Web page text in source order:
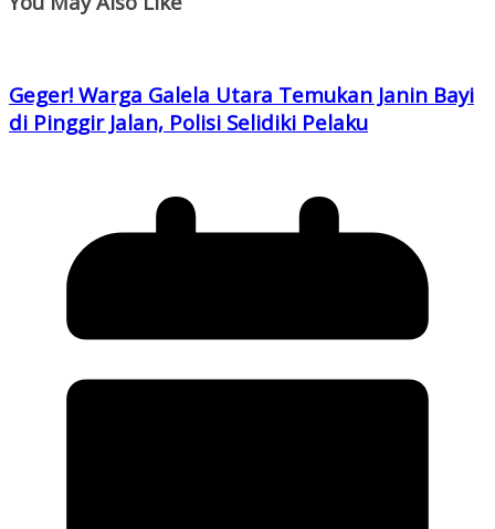
Geger! Warga Galela Utara Temukan Janin Bayi
di Pinggir Jalan, Polisi Selidiki Pelaku